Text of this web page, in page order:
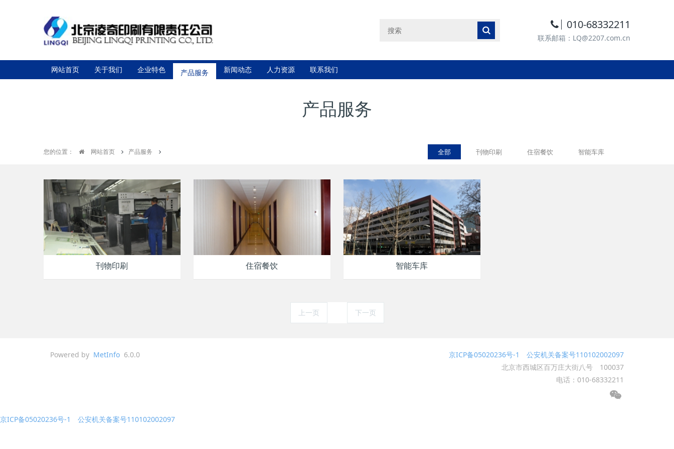
010-68332211
联系邮箱：LQ@2207.com.cn
网站首页 关于我们 企业特色 产品服务 新闻动态 人力资源 联系我们
产品服务
您的位置： 网站首页 产品服务 全部 刊物印刷 住宿餐饮 智能车库
刊物印刷 住宿餐饮 智能车库
上一页 下一页
Powered by MetInfo 6.0.0
京ICP备05020236号-1 公安机关备案号110102002097
北京市西城区百万庄大街八号 100037
电话：010-68332211
京ICP备05020236号-1 公安机关备案号110102002097